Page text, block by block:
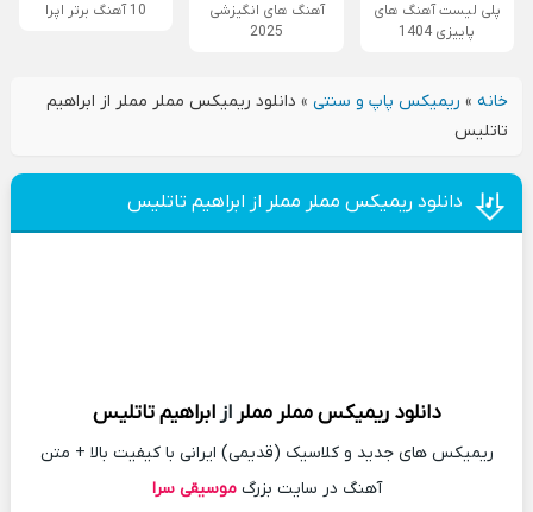
پلی لیست آهنگ های
پاییزی 1404
آهنگ های انگیزشی
2025
10 آهنگ برتر اپرا
خانه» ریمیکس پاپ و سنتی» دانلود ریمیکس مملر مملر از ابراهیم
تاتلیس
دانلود ریمیکس مملر مملر از ابراهیم تاتلیس
دانلودریمیکس مملر مملر ازابراهیم تاتلیس
ریمیکس های جدید و کلاسیک (قدیمی) ایرانی با کیفیت بالا + متن
آهنگ در سایت بزرگموسیقی سرا